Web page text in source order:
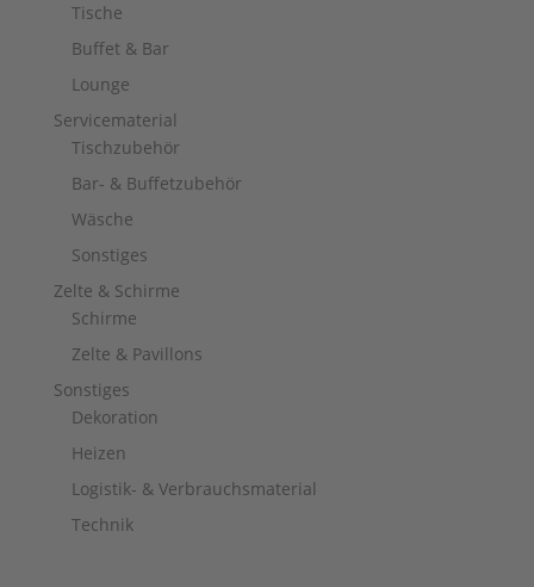
Tische
Buffet & Bar
Lounge
Servicematerial
Tischzubehör
Bar- & Buffetzubehör
Wäsche
Sonstiges
Zelte & Schirme
Schirme
Zelte & Pavillons
Sonstiges
Dekoration
Heizen
Logistik- & Verbrauchsmaterial
Technik